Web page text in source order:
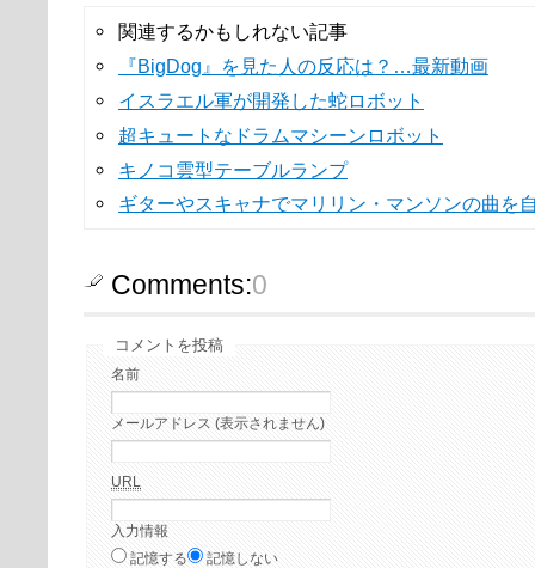
関連するかもしれない記事
『BigDog』を見た人の反応は？…最新動画
イスラエル軍が開発した蛇ロボット
超キュートなドラムマシーンロボット
キノコ雲型テーブルランプ
ギターやスキャナでマリリン・マンソンの曲を
Comments:0
コメントを投稿
名前
メールアドレス (表示されません)
URL
入力情報
記憶する
記憶しない